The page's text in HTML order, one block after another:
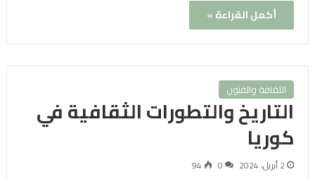
أكمل القراءة »
الثقافة والفنون
التاريخ والتطورات الثقافية في
كوريا
2 أبريل، 2024 0
94